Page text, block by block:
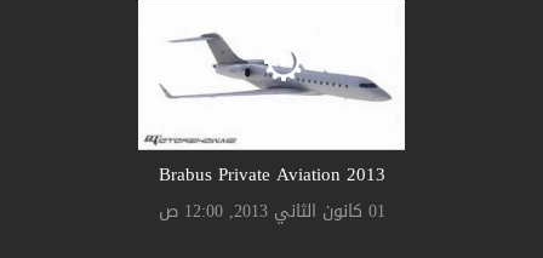
Brabus Private Aviation 2013
01 كانون الثاني 2013, 12:00 ص